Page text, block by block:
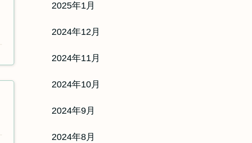
2025年1月
2024年12月
2024年11月
2024年10月
2024年9月
2024年8月